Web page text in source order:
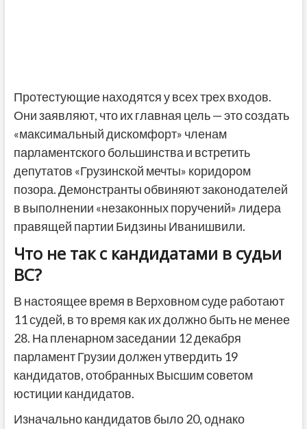
Протестующие находятся у всех трех входов.
Они заявляют, что их главная цель — это создать
«максимальный дискомфорт» членам
парламентского большинства и встретить
депутатов «Грузинской мечты» коридором
позора. Демонстранты обвиняют законодателей
в выполнении «незаконных поручений» лидера
правящей партии Бидзины Иванишвили.
Что не так с кандидатами в судьи
ВС?
В настоящее время в Верховном суде работают
11 судей, в то время как их должно быть не менее
28. На пленарном заседании 12 декабря
парламент Грузии должен утвердить 19
кандидатов, отобранных Высшим советом
юстиции кандидатов.
Изначально кандидатов было 20, однако